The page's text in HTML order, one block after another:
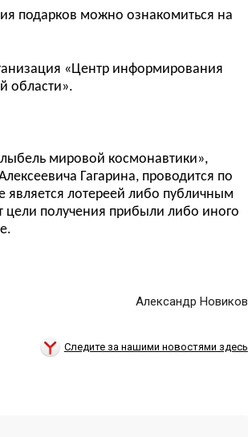
подарков можно ознакомиться на
«Центр информирования
области».
мировой космонавтики»,
Гагарина, проводится по
является лотереей либо публичным
цели получения прибыли либо иного
Александр Новиков
Следите за нашими новостями здесь